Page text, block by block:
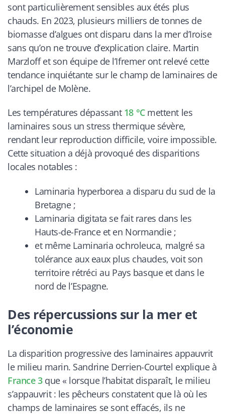
sont particulièrement sensibles aux étés plus
chauds. En 2023, plusieurs milliers de tonnes de
biomasse d’algues ont disparu dans la mer d’Iroise
sans qu’on ne trouve d’explication claire. Martin
Marzloff et son équipe de l’Ifremer ont relevé cette
tendance inquiétante sur le champ de laminaires de
l’archipel de Molène.
Les températures dépassant 18 °Cmettent les
laminaires sous un stress thermique sévère,
rendant leur reproduction difficile, voire impossible.
Cette situation a déjà provoqué des disparitions
locales notables :
Laminaria hyperborea a disparu du sud de la
Bretagne ;
Laminaria digitata se fait rares dans les
Hauts-de-France et en Normandie ;
et même Laminaria ochroleuca, malgré sa
tolérance aux eaux plus chaudes, voit son
territoire rétréci au Pays basque et dans le
nord de l’Espagne.
Des répercussions sur la mer et
l’économie
La disparition progressive des laminaires appauvrit
le milieu marin. Sandrine Derrien-Courtel explique à
France 3que « lorsque l’habitat disparaît, le milieu
s’appauvrit : les pêcheurs constatent que là où les
champs de laminaires se sont effacés, ils ne